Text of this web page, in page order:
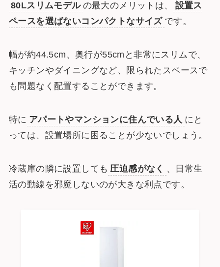
80Lスリムモデル の最大のメリットは、
設置ス
ペースを選ばないコンパクトなサイズ です。
幅が約44.5cm、奥行が55cmと非常にスリムで、
キッチンやダイニングなど、限られたスペースで
も問題なく配置することができます。
特に アパートやマンションに住んでいる人 にと
っては、設置場所に困ることが少ないでしょう。
冷蔵庫の隣に設置しても 圧迫感がなく 、日常生
活の動線を邪魔しないのが大きな利点です。